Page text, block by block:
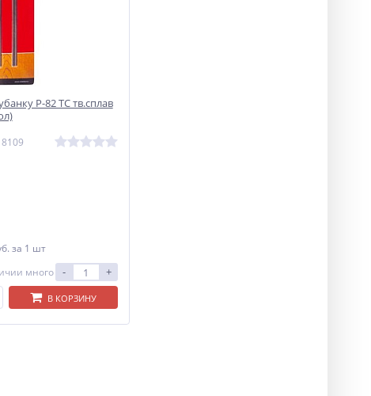
Р-82 ТС тв.сплав
за 1 шт
много
- +
В КОРЗИНУ